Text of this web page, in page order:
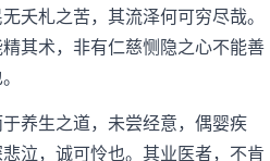
夭札之苦，其流泽何可穷尽哉。
其术，非有仁慈恻隐之心不能善
养生之道，未尝经意，偶婴疾
泣，诚可怜也。其业医者，不肯